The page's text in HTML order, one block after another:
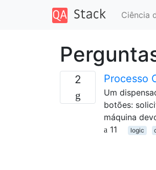
Ciência
2 Processo
Um
botões:
máquina
11
logic